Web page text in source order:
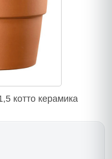
котто керамика